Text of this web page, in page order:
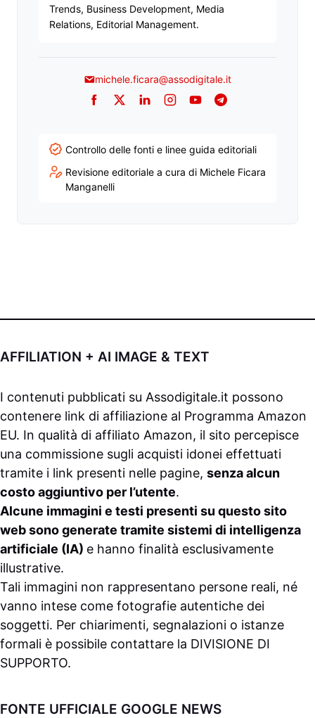
Trends, Business Development, Media
Relations, Editorial Management.
michele.ficara@assodigitale.it
Facebook
TwitterLinkedInInstagram
YouTubeTelegram
Controllo delle fonti e linee guida editoriali
Revisione editoriale a cura di Michele Ficara
Manganelli
AFFILIATION + AI IMAGE & TEXT
I contenuti pubblicati su Assodigitale.it possono
contenere link di affiliazione al Programma Amazon
EU. In qualità di affiliato Amazon, il sito percepisce
una commissione sugli acquisti idonei effettuati
tramite i link presenti nelle pagine, senza alcun
costo aggiuntivo per l’utente.
Alcune immagini e testi presenti su questo sito
web sono generate tramite sistemi di intelligenza
artificiale (IA) e hanno finalità esclusivamente
illustrative.
Tali immagini non rappresentano persone reali, né
vanno intese come fotografie autentiche dei
soggetti. Per chiarimenti, segnalazioni o istanze
formali è possibile contattare la DIVISIONE DI
SUPPORTO.
FONTE UFFICIALE GOOGLE NEWS